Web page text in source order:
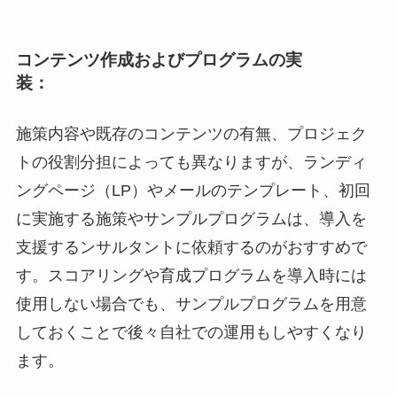
コンテンツ作成およびプログラムの実
装：
施策内容や既存のコンテンツの有無、プロジェク
トの役割分担によっても異なりますが、ランディ
ングページ（LP）やメールのテンプレート、初回
に実施する施策やサンプルプログラムは、導入を
支援するンサルタントに依頼するのがおすすめで
す。スコアリングや育成プログラムを導入時には
使用しない場合でも、サンプルプログラムを用意
しておくことで後々自社での運用もしやすくなり
ます。